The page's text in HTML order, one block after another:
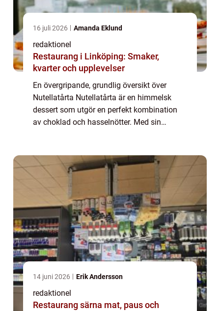
16 juli 2026 Amanda Eklund
redaktionel
Restaurang i Linköping: Smaker,
kvarter och upplevelser
En övergripande, grundlig översikt över
Nutellatårta Nutellatårta är en himmelsk
dessert som utgör en perfekt kombination
av choklad och hasselnötter. Med sin
he...
14 juni 2026 Erik Andersson
redaktionel
Restaurang särna mat, paus och